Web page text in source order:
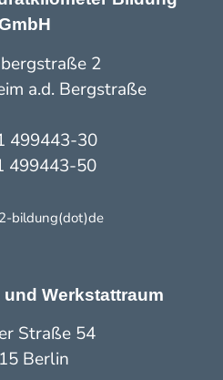
2
a.d. Bergstraße
499443-30
499443-50
bildung(dot)de
Werkstattraum
Straße 54
Berlin